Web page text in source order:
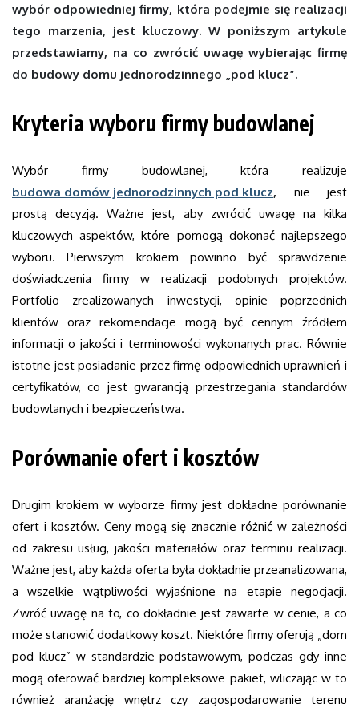
wybór odpowiedniej firmy, która podejmie się realizacji
tego marzenia, jest kluczowy. W poniższym artykule
przedstawiamy, na co zwrócić uwagę wybierając firmę
do budowy domu jednorodzinnego „pod klucz”.
Kryteria wyboru firmy budowlanej
Wybór firmy budowlanej, która realizuje
budowa domów jednorodzinnych pod klucz, nie jest
prostą decyzją. Ważne jest, aby zwrócić uwagę na kilka
kluczowych aspektów, które pomogą dokonać najlepszego
wyboru. Pierwszym krokiem powinno być sprawdzenie
doświadczenia firmy w realizacji podobnych projektów.
Portfolio zrealizowanych inwestycji, opinie poprzednich
klientów oraz rekomendacje mogą być cennym źródłem
informacji o jakości i terminowości wykonanych prac. Równie
istotne jest posiadanie przez firmę odpowiednich uprawnień i
certyfikatów, co jest gwarancją przestrzegania standardów
budowlanych i bezpieczeństwa.
Porównanie ofert i kosztów
Drugim krokiem w wyborze firmy jest dokładne porównanie
ofert i kosztów. Ceny mogą się znacznie różnić w zależności
od zakresu usług, jakości materiałów oraz terminu realizacji.
Ważne jest, aby każda oferta była dokładnie przeanalizowana,
a wszelkie wątpliwości wyjaśnione na etapie negocjacji.
Zwróć uwagę na to, co dokładnie jest zawarte w cenie, a co
może stanowić dodatkowy koszt. Niektóre firmy oferują „dom
pod klucz” w standardzie podstawowym, podczas gdy inne
mogą oferować bardziej kompleksowe pakiet, wliczając w to
również aranżację wnętrz czy zagospodarowanie terenu